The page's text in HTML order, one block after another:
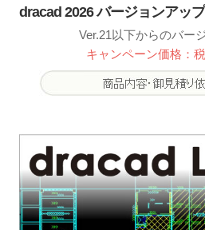
dracad 2026 バージョンアッ
Ver.21以下からのバー
キャンペーン価格：